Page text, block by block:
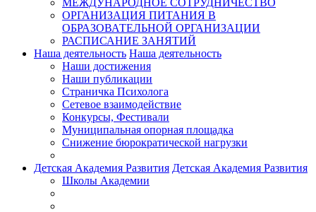
МЕЖДУНАРОДНОЕ СОТРУДНИЧЕСТВО
ОРГАНИЗАЦИЯ ПИТАНИЯ В
ОБРАЗОВАТЕЛЬНОЙ ОРГАНИЗАЦИИ
РАСПИСАНИЕ ЗАНЯТИЙ
Наша деятельность Наша деятельность
Наши достижения
Наши публикации
Страничка Психолога
Сетевое взаимодействие
Конкурсы, Фестивали
Муниципальная опорная площадка
Снижение бюрократической нагрузки
Детская Академия Развития Детская Академия Развития
Школы Академии